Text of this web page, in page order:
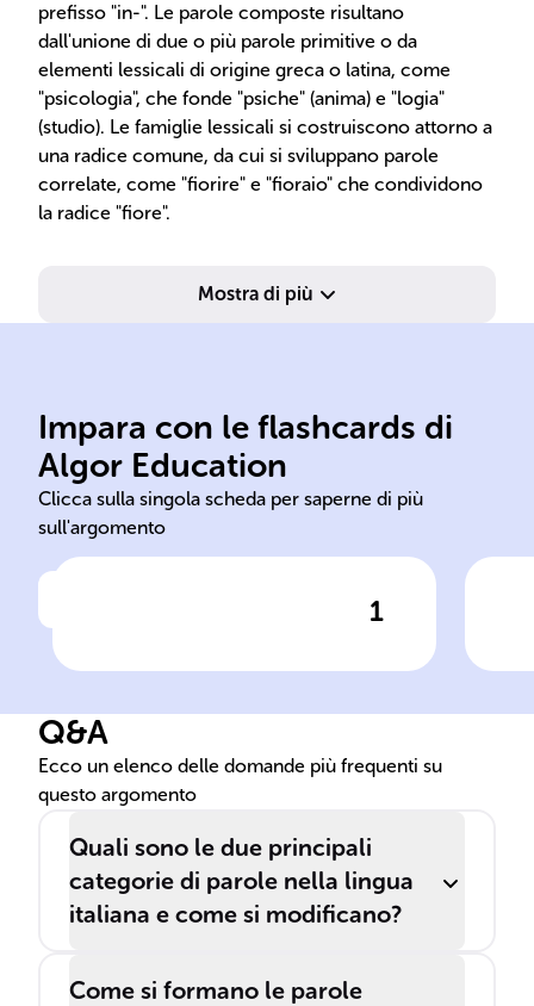
prefisso "in-". Le parole composte risultano
dall'unione di due o più parole primitive o da
elementi lessicali di origine greca o latina, come
"psicologia", che fonde "psiche" (anima) e "logia"
(studio). Le famiglie lessicali si costruiscono attorno a
una radice comune, da cui si sviluppano parole
correlate, come "fiorire" e "fioraio" che condividono
la radice "fiore".
Mostra di più
Impara con le flashcards di
Algor Education
Clicca sulla singola scheda per saperne di più
sull'argomento
1
variabili
Radice e desinenza: radice
porta significato, desinenza
indica categorie
Q&A
Ecco un elenco delle domande più frequenti su
questo argomento
Quali sono le due principali
categorie di parole nella lingua
italiana e come si modificano?
Come si formano le parole